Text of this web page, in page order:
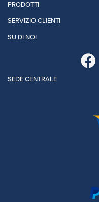
PRODOTTI
SERVIZIO CLIENTI
SU DI NOI
SEDE CENTRALE